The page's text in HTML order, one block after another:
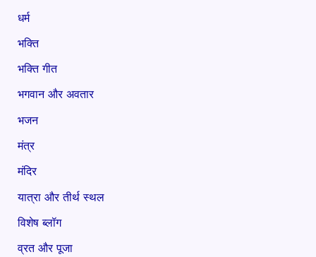
धर्म
भक्ति
भक्ति गीत
भगवान और अवतार
भजन
मंत्र
मंदिर
यात्रा और तीर्थ स्थल
विशेष ब्लॉग
व्रत और पूजा